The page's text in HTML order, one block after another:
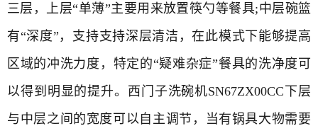
三层，上层“单薄”主要用来放置筷勺等餐具;中层碗篮
有“深度”，支持支持深层清洁，在此模式下能够提高
区域的冲洗力度，特定的“疑难杂症”餐具的洗净度可
以得到明显的提升。西门子洗碗机SN67ZX00CC下层
与中层之间的宽度可以自主调节，当有锅具大物需要